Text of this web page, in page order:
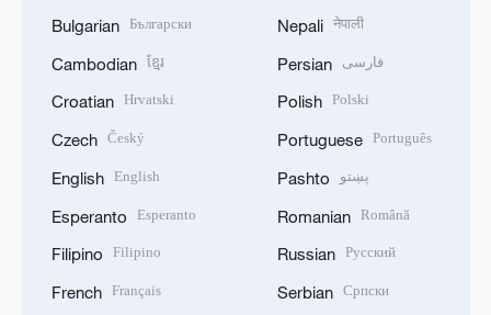
Bulgarian Български
Cambodian ខ្មែរ
Croatian Hrvatski
Czech Český
English English
Esperanto Esperanto
Filipino Filipino
French Français
Nepali नेपाली
Persian فارسی
Polish Polski
Portuguese Português
Pashto پښتو
Romanian Română
Russian Русский
Serbian Српски